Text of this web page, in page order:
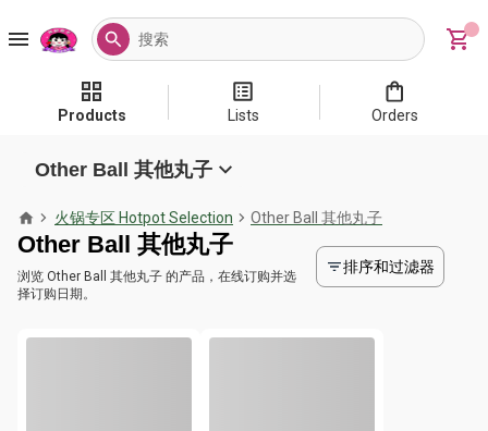
Products Lists Orders
Other Ball 其他丸子
火锅专区 Hotpot Selection Other Ball 其他丸子
Other Ball 其他丸子
浏览 Other Ball 其他丸子 的产品，在线订购并选
择订购日期。
排序和过滤器